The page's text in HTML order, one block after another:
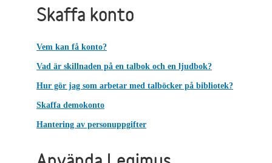
Skaffa konto
Vem kan få konto?
Vad är skillnaden på en talbok och en ljudbok?
Hur gör jag som arbetar med talböcker på bibliotek?
Skaffa demokonto
Hantering av personuppgifter